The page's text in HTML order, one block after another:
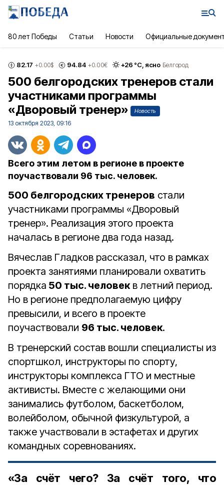
80 лет Победы Статьи Новости Официальные
82.17 +0.00$ 94.84 +0.00€ +26 °С, ясно Белгород
500 белгородских тренеров стали
участниками программы
«Дворовый тренер»
Новость
13 октября 2023, 09:16
Всего этим летом в регионе в проекте
поучаствовали 96 тыс. человек.
500 белгородских тренеров стали
участниками программы «Дворовый
тренер». Реализация этого проекта
началась в регионе два года назад.
Вячеслав Гладков рассказал, что в рамках
проекта занятиями планировали охватить
порядка 50 тыс. человекв летний период.
Но в регионе предполагаемую цифру
превысили, и всего в проекте
поучаствовали 96 тыс. человек.
В тренерский состав вошли специалисты из
спортшкол, инструкторы по спорту,
инструкторы комплекса ГТО и местные
активисты. Вместе с желающими они
занимались футболом, баскетболом,
волейболом, обычной физкультурой, а
также участвовали в эстафетах и других
командных соревнованиях.
«За счёт чего? За счёт того, что